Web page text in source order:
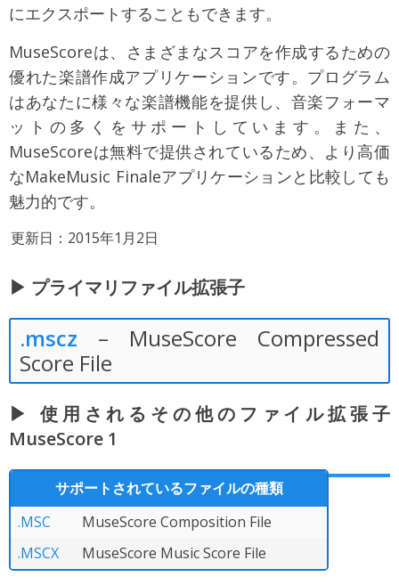
にエクスポートすることもできます。
MuseScoreは、さまざまなスコアを作成するための
優れた楽譜作成アプリケーションです。プログラム
はあなたに様々な楽譜機能を提供し、音楽フォーマ
ットの多くをサポートしています。また、
MuseScoreは無料で提供されているため、より高価
なMakeMusic Finaleアプリケーションと比較しても
魅力的です。
更新日：2015年1月2日
▶ プライマリファイル拡張子
.mscz – MuseScore Compressed
Score File
▶ 使用されるその他のファイル拡張子
MuseScore 1
サポートされているファイルの種類
.MSC
MuseScore Composition File
.MSCX
MuseScore Music Score File